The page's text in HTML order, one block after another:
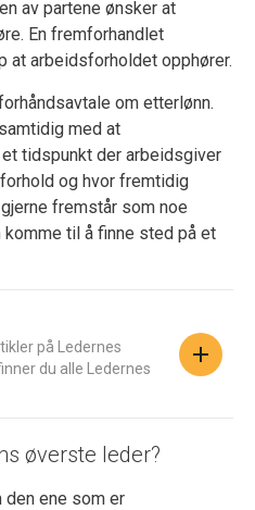
av partene ønsker at
En fremforhandlet
at arbeidsforholdet opphører.
om etterlønn.
med at
tidspunkt der arbeidsgiver
og hvor fremtidig
fremstår som noe
til å finne sted på et
på Ledernes
du alle Ledernes
øverste leder?
ene som er